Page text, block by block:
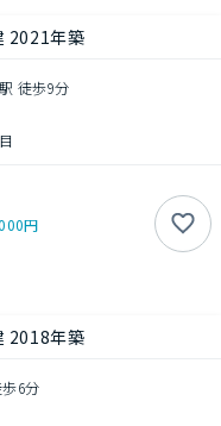
2021年築
徒歩9分
円
2018年築
6分